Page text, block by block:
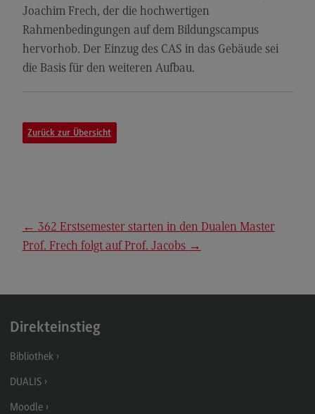
Kontakt
General Business Management
General Business Management
Kontakt
Berufsperspektiven
Informatik
(External link)
Joachim Frech, der die hochwertigen
Rahmenbedingungen auf dem Bildungscampus
hervorhob. Der Einzug des CAS in das Gebäude sei
die Basis für den weiteren Aufbau.
Zurück zur Übersicht
← 362 Erstsemester starten in den Dualen Master
Prof. Frech folgt auf Prof. Jacobs →
Direkteinstieg
Bibliothek
DUALIS
Moodle